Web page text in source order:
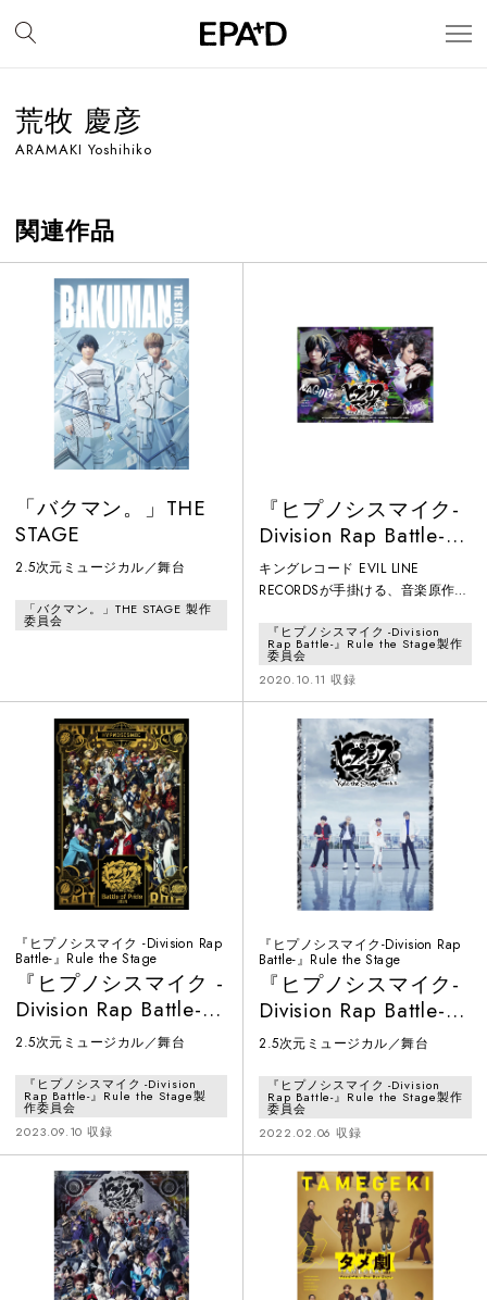
荒牧 慶彦
ARAMAKI Yoshihiko
関連作品
「バクマン。」THE
STAGE
2.5次元ミュージカル／舞台
「バクマン。」THE STAGE 製作
委員会
『ヒプノシスマイク-
Division Rap Battle-』
Rule the Stage -
track.3-
キングレコード EVIL LINE
RECORDSが手掛ける、音楽原作キ
して、2017年9月に始動した『ヒ
プノシスマイク -Division Rap
Battle-』。第一弾ミュージックビ
デオが公開直後にYouTube急上昇
ランキングにランクインするや否
や、その斬新な世界観や楽曲のク
オリティの高さから瞬く間に音楽
シーンを席巻。HIPHOP界の有名ア
ーティストも作詞・作
『ヒプノシスマイク -Division
Rap Battle-』Rule the Stage製作
委員会
2020.10.11 収録
『ヒプノシスマイク -Division Rap
Battle-』Rule the Stage
『ヒプノシスマイク -
Division Rap Battle-』
Rule the Stage -Battle
2.5次元ミュージカル／舞台
『ヒプノシスマイク -Division
Rap Battle-』Rule the Stage製
作委員会
2023.09.10 収録
『ヒプノシスマイク-Division Rap
Battle-』Rule the Stage
『ヒプノシスマイク-
Division Rap Battle-』
Rule the Stage -
2.5次元ミュージカル／舞台
『ヒプノシスマイク -Division
Rap Battle-』Rule the Stage製作
委員会
2022.02.06 収録